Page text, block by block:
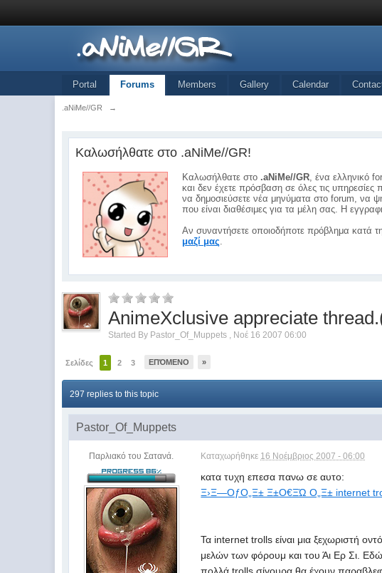
Portal Forums Members Gallery Calendar
.aNiMe//GR →
Καλωσήλθατε στο .aNiMe//GR!
Καλωσήλθατε στο .aNiMe//GR, ένα ελληνικό
και δεν έχετε πρόσβαση σε όλες τις υπηρεσίες
να δημοσιεύσετε νέα μηνύματα στο forum, να
που είναι διαθέσιμες για τα μέλη σας. Η
Αν συναντήσετε οποιοδήποτε πρόβλημα κατά
μαζί μας.
AnimeXclusive appreciate
Started By Pastor_Of_Muppets , Νοέ 16 2007 06:00
Σελίδες 1 2 3 ΕΠΌΜΕΝΟ »
297 replies to this topic
Pastor_Of_Muppets
Παρλιακό του Σατανά. Καταχωρήθηκε 16 Νοέμβριος 2007 - 06:00
κατα τυχη επεσα πανω σε αυτο:
Ξ›Ξ―ΟƒΟ„Ξ± Ξ±Ο€ΞΏ Ο„Ξ± internet
Τα internet trolls είναι μια ξεχωριστή
μελών των φόρουμ και του Άι Ερ Σι.